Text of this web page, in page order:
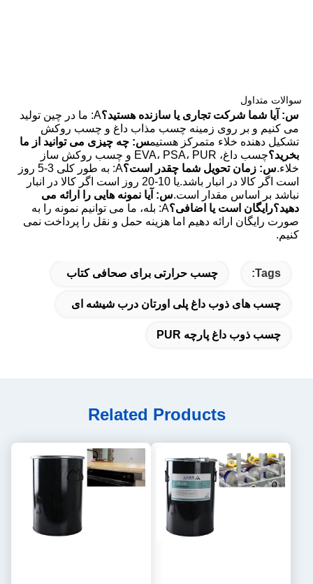
سوالات متداول
س: آیا شما شرکت تجاری یا سازنده هستید؟
A: ما در چین تولید
می کنیم و بر روی زمینه چسب مذاب داغ و چسب روکش
تشکیل دهنده خلاء متمرکز هستیم
س: چه چیزی می توانید از ما
بخرید؟
چسب داغ، EVA، PSA، PUR و چسب روکش ساز
خلاء.س: زمان تحویل شما چقدر است؟
A: به طور کلی 3-5 روز
است اگر کالا در انبار باشد.یا 10-20 روز است اگر کالا در انبار
نباشد بر اساس مقدار است.
س: آیا نمونه هایی را ارائه می
دهید؟رایگان است یا اضافی؟
A: بله، ما می توانیم نمونه را به
کنیم.
Tags: چسب حرارتی برای صحافی کتاب
چسب های ذوب داغ پلی اورتان درب شیشه ای
چسب ذوب داغ پارچه PUR
Related Products